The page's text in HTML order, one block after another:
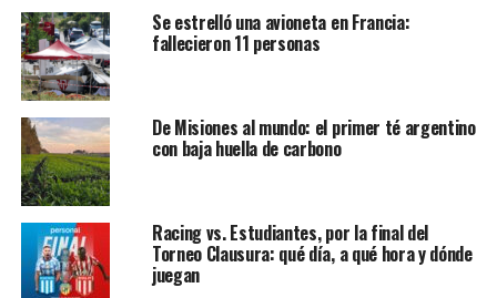
Se estrelló una avioneta en Francia:
fallecieron 11 personas
De Misiones al mundo: el primer té argentino
con baja huella de carbono
Racing vs. Estudiantes, por la final del
Torneo Clausura: qué día, a qué hora y dónde
juegan